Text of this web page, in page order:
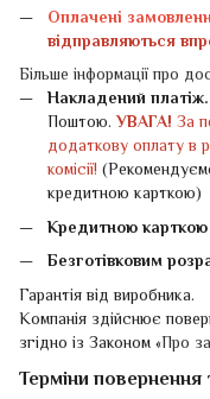
Оплачені
відправляються
Більше інформації про
Накладений платіж.
Поштою.УВАГА! За
додаткову оплату в
комісії!
кредитною карткою)
Кредитною карткою
Безготівковим
Гарантія від виробника.
Компанія здійснює
згідно із Законом «Про
Терміни повернення